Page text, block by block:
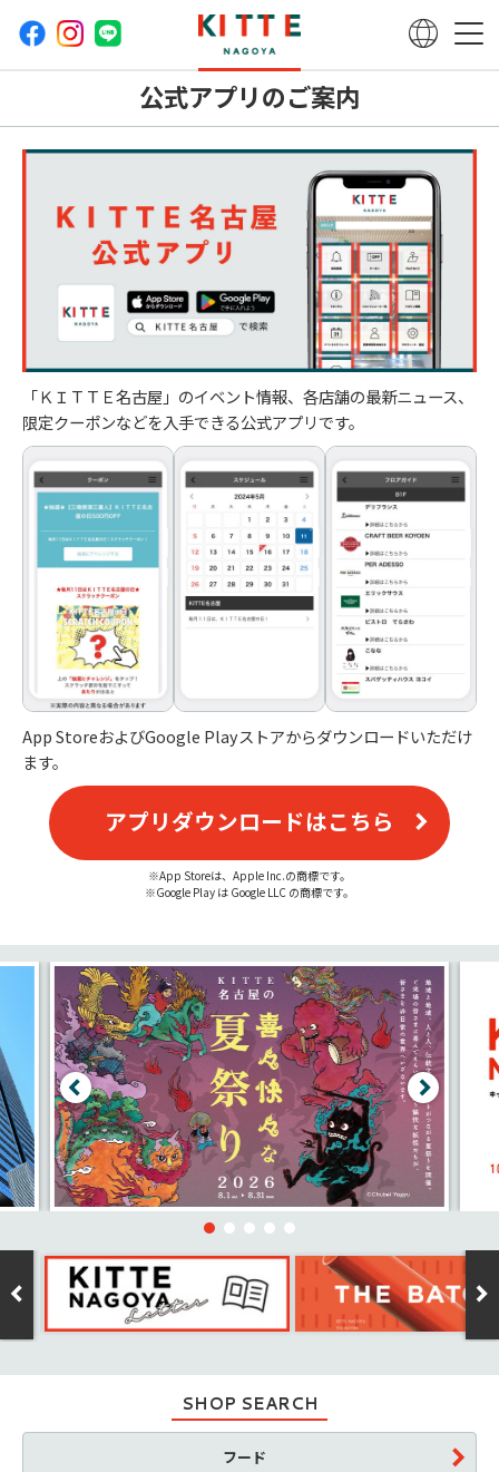
公式アプリのご案内
「ＫＩＴＴＥ名古屋」のイベント情報、各店舗の最新ニュース、
限定クーポンなどを入手できる公式アプリです。
App StoreおよびGoogle Playストアからダウンロードいただけ
ます。
アプリダウンロードはこちら
App Storeは、Apple Inc.の商標です。
Google Play は Google LLC の商標です。
SHOP SEARCH
フード